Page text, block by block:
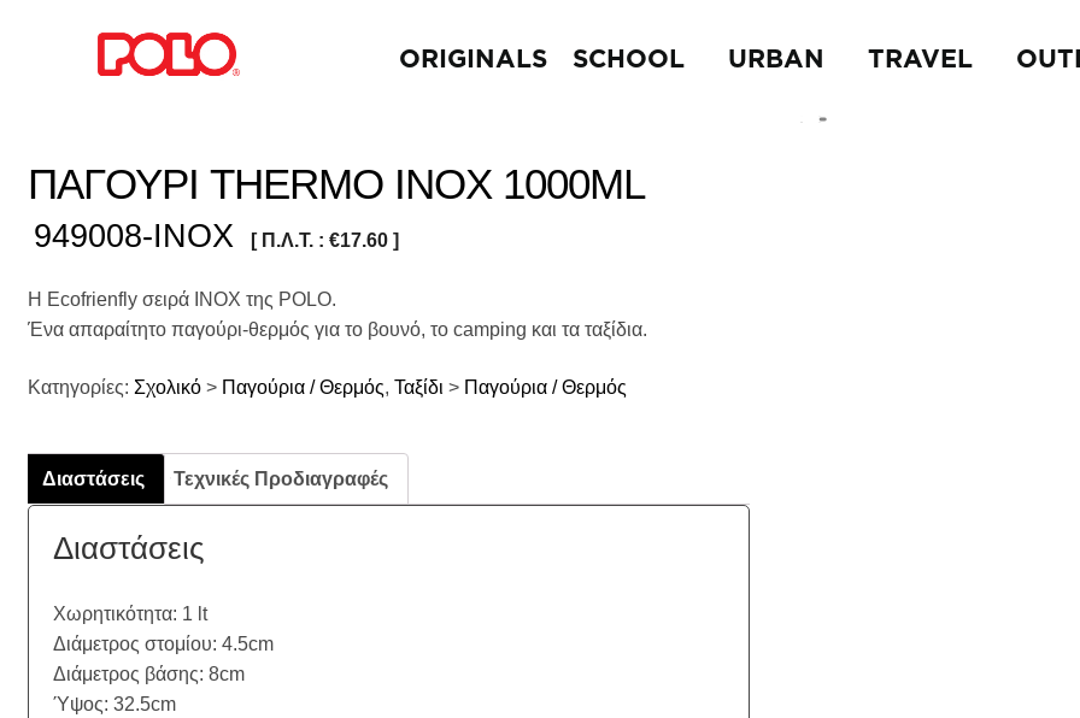
ORIGINALS SCHOOL URBAN TRAVEL
ΠΑΓΟΥΡΙ THERMO INOX 1000ML
949008-INOX [ Π.Λ.Τ. :€17.60 ]
Η Ecofrienfly σειρά INOX της POLO.
Ένα απαραίτητο παγούρι-θερμός για το βουνό, το camping και τα ταξίδια.
Κατηγορίες: Σχολικό > Παγούρια / Θερμός, Ταξίδι > Παγούρια / Θερμός
Διαστάσεις Τεχνικές Προδιαγραφές
Διαστάσεις
Χωρητικότητα: 1 lt
Διάμετρος στομίου: 4.5cm
Διάμετρος βάσης: 8cm
Ύψος: 32.5cm